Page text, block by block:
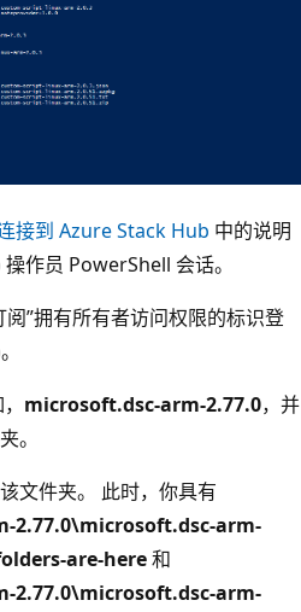
接到 Azure Stack Hub 中的说明
作员 PowerShell 会话。
”拥有所有者访问权限的标识登
microsoft.dsc-arm-2.77.0，并
。
文件夹。 此时，你具有
2.77.0\microsoft.dsc-arm-
are-here和
2.77.0\microsoft.dsc-arm-